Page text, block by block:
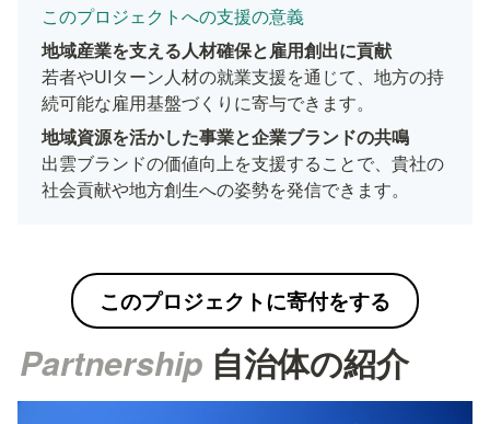
このプロジェクトへの支援の意義
若者やUIターン人材の就業支援を通じて、地方の持
続可能な雇用基盤づくりに寄与できます。
地域資源を活かした事業と企業ブランドの共鳴
出雲ブランドの価値向上を支援することで、貴社の
社会貢献や地方創生への姿勢を発信できます。
このプロジェクトに寄付をする
Partnership 自治体の紹介